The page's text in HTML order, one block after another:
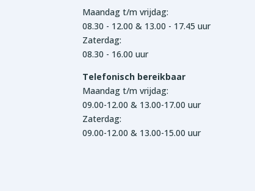
Maandag t/m vrijdag:
08.30 - 12.00 & 13.00 - 17.45 uur
Zaterdag:
08.30 - 16.00 uur
Telefonisch bereikbaar
Maandag t/m vrijdag:
09.00-12.00 & 13.00-17.00 uur
Zaterdag:
09.00-12.00 & 13.00-15.00 uur